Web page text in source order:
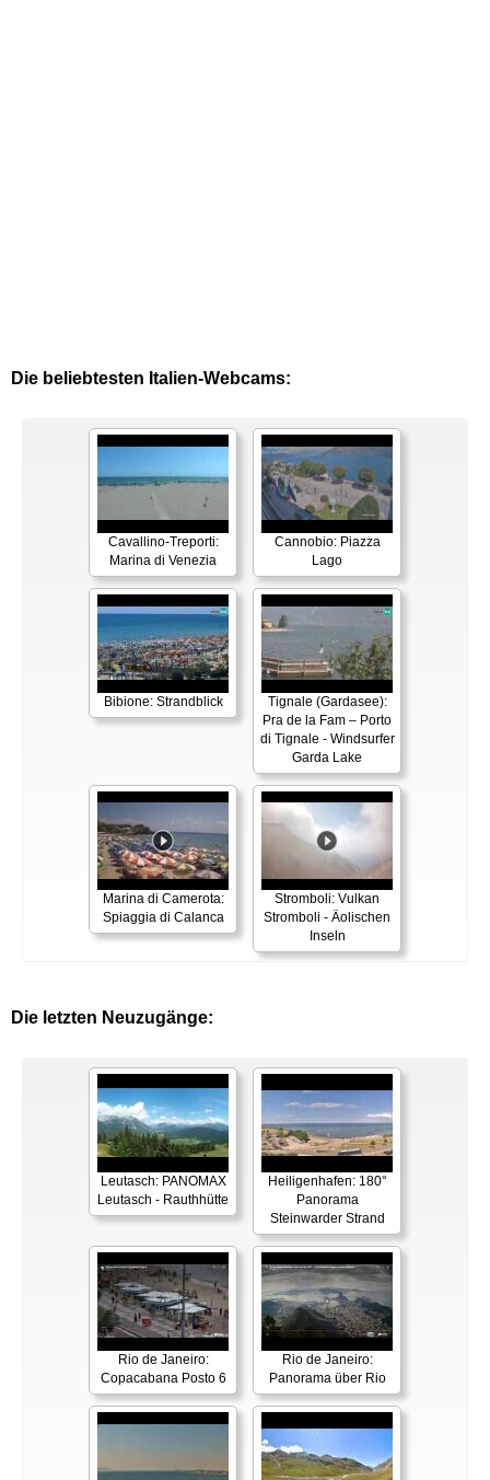
Die beliebtesten Italien-Webcams:
Cavallino-Treporti:
Marina di Venezia
Cannobio: Piazza
Lago
Bibione: Strandblick
Tignale (Gardasee):
Pra de la Fam – Porto
di Tignale - Windsurfer
Garda Lake
Marina di Camerota:
Spiaggia di Calanca
Stromboli: Vulkan
Stromboli - Äolischen
Inseln
Die letzten Neuzugänge:
Leutasch: PANOMAX
Leutasch - Rauthhütte
Heiligenhafen: 180°
Panorama
Steinwarder Strand
Rio de Janeiro:
Copacabana Posto 6
Rio de Janeiro:
Panorama über Rio